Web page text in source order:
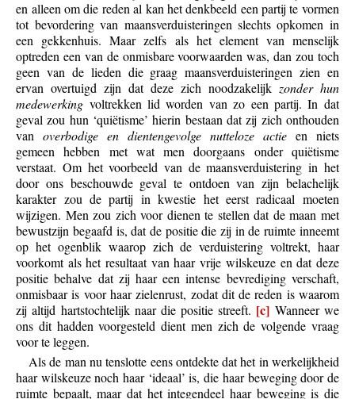
en alleen om die reden al kan het denkbeeld een partij te vormen
tot bevordering van maansverduisteringen slechts opkomen in
een gekkenhuis. Maar zelfs als het element van menselijk
optreden een van de onmisbare voorwaarden was, dan zou toch
geen van de lieden die graag maansverduisteringen zien en
ervan overtuigd zijn dat deze zich noodzakelijk zonder hun
medewerking voltrekken lid worden van zo een partij. In dat
geval zou hun ‘quiëtisme’ hierin bestaan dat zij zich onthouden
vanoverbodige en dientengevolge nutteloze actieen niets
gemeen hebben met wat men doorgaans onder quiëtisme
verstaat. Om het voorbeeld van de maansverduistering in het
door ons beschouwde geval te ontdoen van zijn belachelijk
karakter zou de partij in kwestie het eerst radicaal moeten
wijzigen. Men zou zich voor dienen te stellen dat de maan met
bewustzijn begaafd is, dat de positie die zij in de ruimte inneemt
op het ogenblik waarop zich de verduistering voltrekt, haar
voorkomt als het resultaat van haar vrije wilskeuze en dat deze
positie behalve dat zij haar een intense bevrediging verschaft,
onmisbaar is voor haar zielenrust, zodat dit de reden is waarom
zij altijd hartstochtelijk naar die positie streeft. [c] Wanneer we
ons dit hadden voorgesteld dient men zich de volgende vraag
voor te leggen.
Als de man nu tenslotte eens ontdekte dat het in werkelijkheid
haar wilskeuze noch haar ‘ideaal’ is, die haar beweging door de
ruimte bepaalt, maar dat het integendeel haar beweging is die